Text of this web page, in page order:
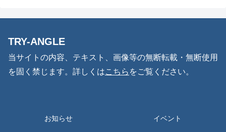
TRY-ANGLE
当サイトの内容、テキスト、画像等の無断転載・無断使用
を固く禁じます。詳しくはこちら をご覧ください。
お知らせ イベント